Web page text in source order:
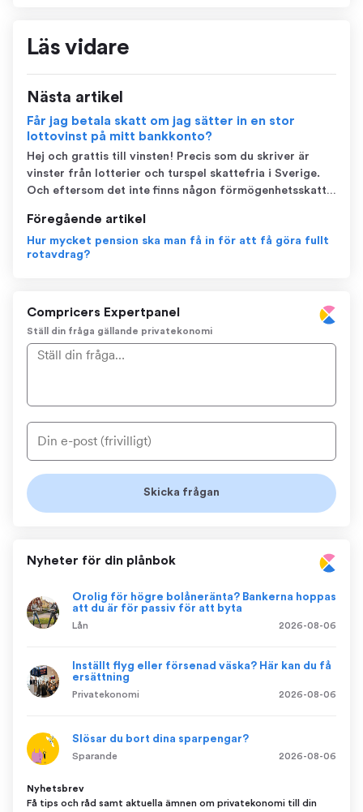
Läs vidare
Nästa artikel
Får jag betala skatt om jag sätter in en stor
lottovinst på mitt bankkonto?
Hej och grattis till vinsten! Precis som du skriver är
vinster från lotterier och turspel skattefria i Sverige.
Och eftersom det inte finns någon förmögenhetsskatt i
skatt bara för att du har en stor summa pengar på ditt
bankkonto. Du kan ...
Föregående artikel
Hur mycket pension ska man få in för att få göra fullt
rotavdrag?
Compricers Expertpanel
Ställ din fråga gällande privatekonomi
Nyheter för din plånbok
Orolig för högre bolåneränta? Bankerna hoppas
att du är för passiv för att byta
Lån 2026-08-06
Inställt flyg eller försenad väska? Här kan du få
ersättning
Privatekonomi 2026-08-06
Slösar du bort dina sparpengar?
Sparande 2026-08-06
Nyhetsbrev
Få tips och råd samt aktuella ämnen om privatekonomi till din